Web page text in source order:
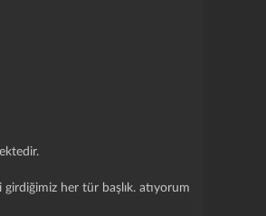
girdiğimiz her tür başlık. atıyorum